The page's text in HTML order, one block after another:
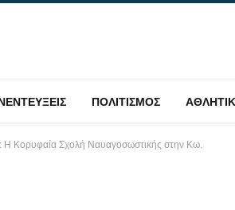
ΠΟΛΙΤΙΣΜΟΣ
Η Κορυφαία Σχολή Ναυαγοσωστικής στην Κω.